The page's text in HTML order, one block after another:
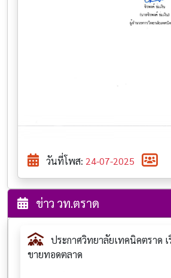
วันที่โพส: 24-07-2025
ข่าว วท.ตราด
ประกาศวิทยาลัยเทคนิคตราด เ
ขายทอดตลาด